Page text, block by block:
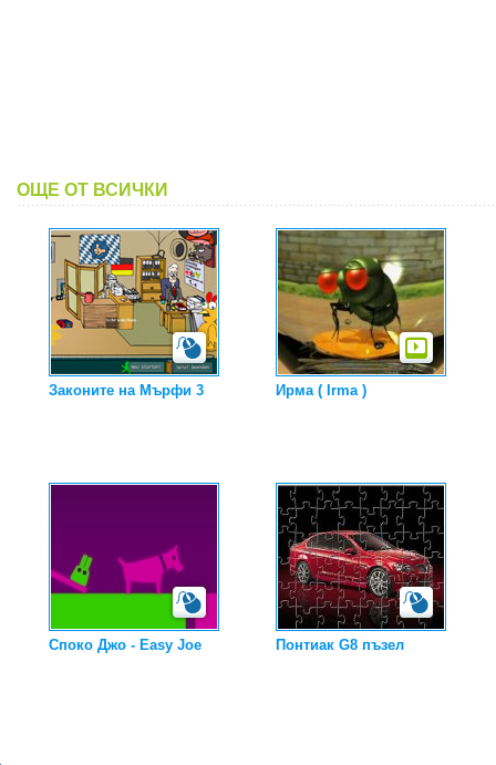
ОЩЕ ОТ ВСИЧКИ
Законите на Мърфи 3 Ирма ( Irma )
Споко Джо - Easy Joe Понтиак G8 пъзел